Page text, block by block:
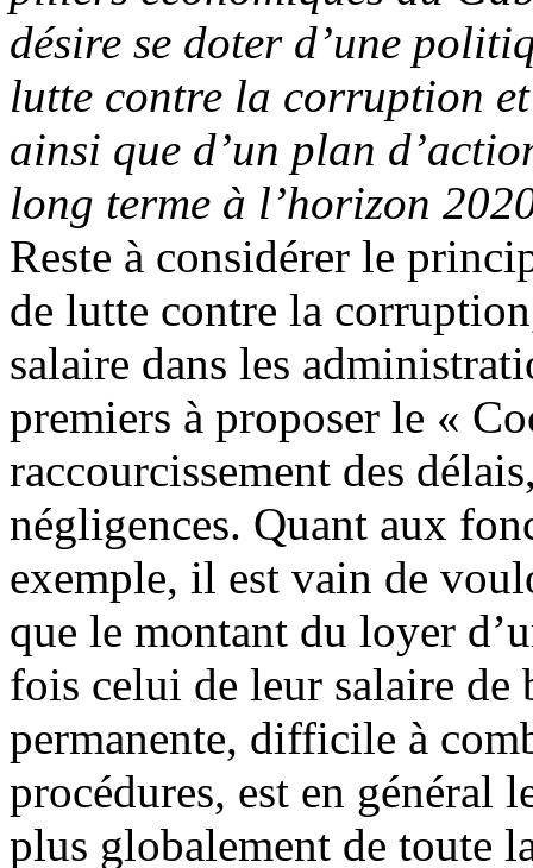
désire se doter d’une
lutte contre la corruption
ainsi que d’un plan
long terme à l’horizon
Reste à considérer le
de lutte contre la
salaire dans les
premiers à proposer le «
raccourcissement des
négligences. Quant aux
exemple, il est vain de
que le montant du loyer
fois celui de leur salaire de
permanente, difficile à
procédures, est en général
plus globalement de toute